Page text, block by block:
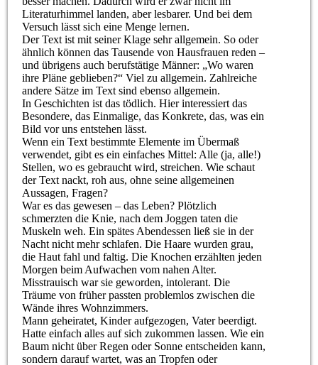
Literaturhimmel landen, aber lesbarer. Und bei dem
Versuch lässt sich eine Menge lernen.
Der Text ist mit seiner Klage sehr allgemein. So oder
ähnlich können das Tausende von Hausfrauen reden –
und übrigens auch berufstätige Männer: „Wo waren
ihre Pläne geblieben?“ Viel zu allgemein. Zahlreiche
andere Sätze im Text sind ebenso allgemein.
In Geschichten ist das tödlich. Hier interessiert das
Besondere, das Einmalige, das Konkrete, das, was ein
Bild vor uns entstehen lässt.
Wenn ein Text bestimmte Elemente im Übermaß
verwendet, gibt es ein einfaches Mittel: Alle (ja, alle!)
Stellen, wo es gebraucht wird, streichen. Wie schaut
der Text nackt, roh aus, ohne seine allgemeinen
Aussagen, Fragen?
War es das gewesen – das Leben? Plötzlich
schmerzten die Knie, nach dem Joggen taten die
Muskeln weh. Ein spätes Abendessen ließ sie in der
Nacht nicht mehr schlafen. Die Haare wurden grau,
die Haut fahl und faltig. Die Knochen erzählten jeden
Morgen beim Aufwachen vom nahen Alter.
Misstrauisch war sie geworden, intolerant. Die
Träume von früher passten problemlos zwischen die
Wände ihres Wohnzimmers.
Mann geheiratet, Kinder aufgezogen, Vater beerdigt.
Hatte einfach alles auf sich zukommen lassen. Wie ein
Baum nicht über Regen oder Sonne entscheiden kann,
sondern darauf wartet, was an Tropfen oder